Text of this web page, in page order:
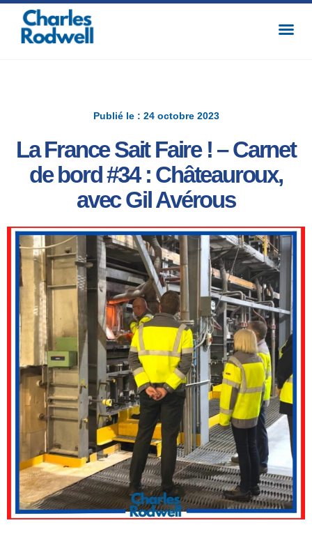
Publié le : 24 octobre 2023
La France Sait Faire ! – Carnet
de bord #34 : Châteauroux,
avec Gil Avérous